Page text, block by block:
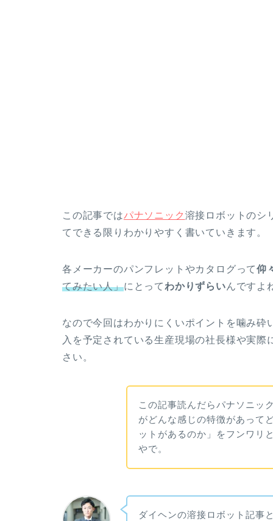
この記事ではパナソニック 溶接ロボットのシ
てできる限りわかりやすく書いていきます。
各メーカーのパンフレットやカタログって仰
てみたい人」にとって わかりずらいんですよ
なので今回はわかりにくいポイントを噛み
入を予定されている生産現場の社長様や実
さい。
この記事読んだらパナソニッ
がどんな感じの特徴があって
ットがあるのか」をフンワリ
やで。
ダイヘンの溶接ロボット記事